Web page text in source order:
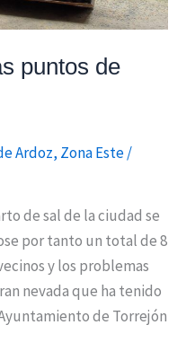
puntos de
Ardoz, Zona Este/
de sal de la ciudad se
por tanto un total de 8
y los problemas
nevada que ha tenido
de Torrejón